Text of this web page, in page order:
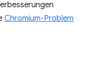
Chromium-Problem